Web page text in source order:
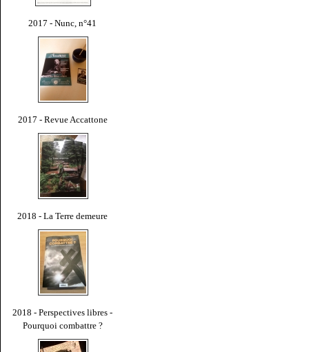
2017 - Nunc, n°41
2017 - Revue Accattone
2018 - La Terre demeure
2018 - Perspectives libres -
Pourquoi combattre ?